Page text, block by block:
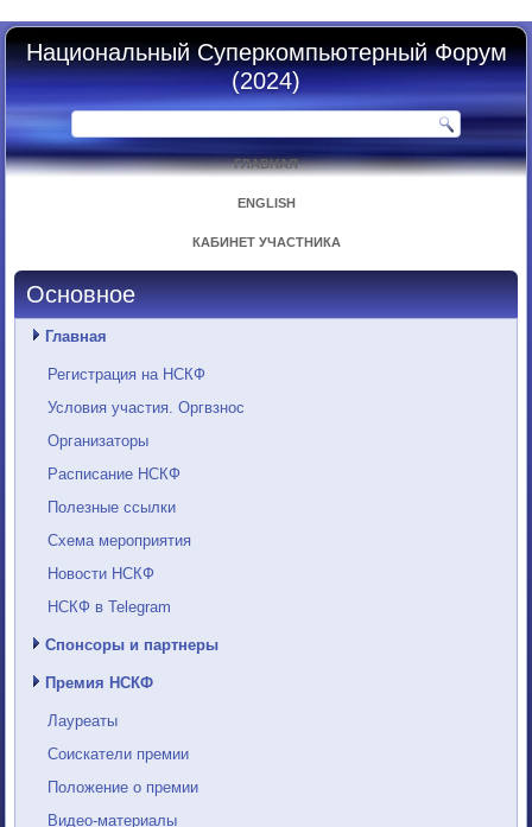
Национальный Суперкомпьютерный Форум
(2024)
ГЛАВНАЯ
ENGLISH
КАБИНЕТ УЧАСТНИКА
Основное
Главная
Регистрация на НСКФ
Условия участия. Оргвзнос
Организаторы
Расписание НСКФ
Полезные ссылки
Схема мероприятия
Новости НСКФ
НСКФ в Telegram
Спонсоры и партнеры
Премия НСКФ
Лауреаты
Соискатели премии
Положение о премии
Видео-материалы